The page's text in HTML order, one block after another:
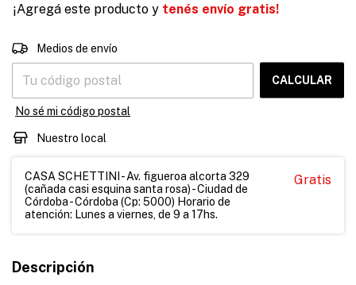
¡Agregá este producto y tenés envío gratis!
Entregas para el CP:
Medios de envío
CALCULAR
No sé mi código postal
Nuestro local
CASA SCHETTINI - Av. figueroa alcorta 329
(cañada casi esquina santa rosa) - Ciudad de
Córdoba - Córdoba (Cp: 5000) Horario de
atención: Lunes a viernes, de 9 a 17hs.
Gratis
Descripción